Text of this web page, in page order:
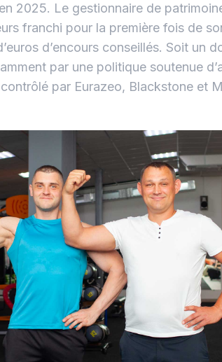
2025. Le gestionnaire de
franchi pour la première fois de
d’encours conseillés. Soit un
par une politique soutenue
par Eurazeo, Blackstone et